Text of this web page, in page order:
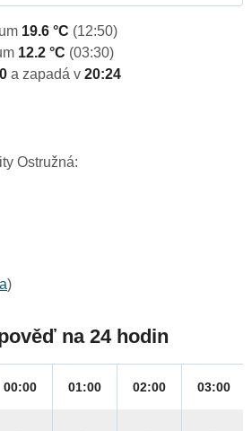
19.6 °C (12:50)
12.2 °C (03:30)
a zapadá v 20:24
Ostružná:
)
na 24 hodin
00:00 01:00 02:00 03:00